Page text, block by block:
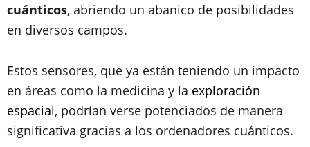
cuánticos, abriendo un abanico de posibilidades
en diversos campos.
Estos sensores, que ya están teniendo un impacto
en áreas como la medicina y la exploración
espacial, podrían verse potenciados de manera
significativa gracias a los ordenadores cuánticos.